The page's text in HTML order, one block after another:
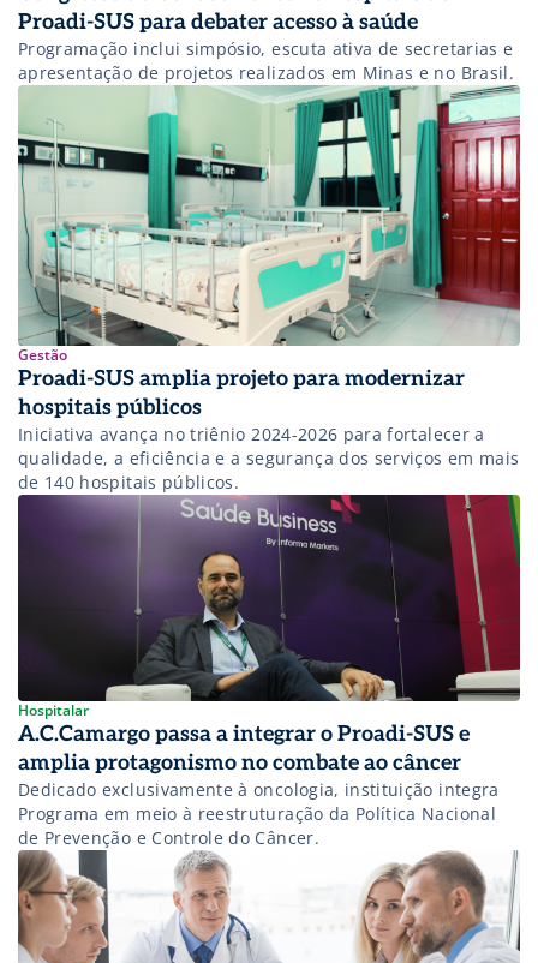
Proadi-SUS para debater acesso à saúde
Programação inclui simpósio, escuta ativa de secretarias e
apresentação de projetos realizados em Minas e no Brasil.
Gestão
Proadi-SUS amplia projeto para modernizar
hospitais públicos
Iniciativa avança no triênio 2024-2026 para fortalecer a
qualidade, a eficiência e a segurança dos serviços em mais
de 140 hospitais públicos.
Hospitalar
A.C.Camargo passa a integrar o Proadi-SUS e
amplia protagonismo no combate ao câncer
Dedicado exclusivamente à oncologia, instituição integra
Programa em meio à reestruturação da Política Nacional
de Prevenção e Controle do Câncer.